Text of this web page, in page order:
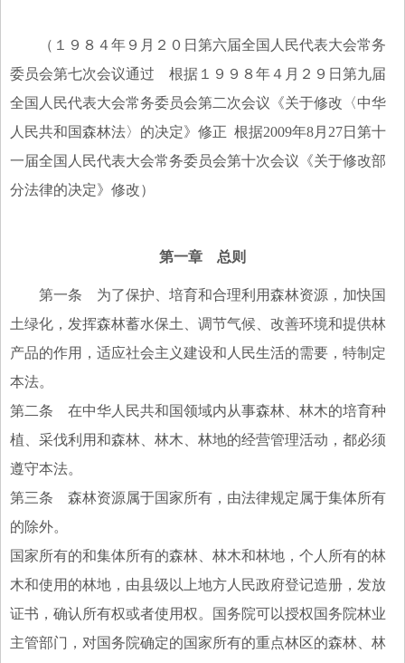
（１９８４年９月２０日第六届全国人民代表大会常务
委员会第七次会议通过 根据１９９８年４月２９日第九届
全国人民代表大会常务委员会第二次会议《关于修改〈中华
人民共和国森林法〉的决定》修正 根据2009年8月27日第十
一届全国人民代表大会常务委员会第十次会议《关于修改部
分法律的决定》修改）
第一章 总则
第一条 为了保护、培育和合理利用森林资源，加快国
土绿化，发挥森林蓄水保土、调节气候、改善环境和提供林
产品的作用，适应社会主义建设和人民生活的需要，特制定
本法。
第二条 在中华人民共和国领域内从事森林、林木的培育种
植、采伐利用和森林、林木、林地的经营管理活动，都必须
遵守本法。
第三条 森林资源属于国家所有，由法律规定属于集体所有
的除外。
国家所有的和集体所有的森林、林木和林地，个人所有的林
木和使用的林地，由县级以上地方人民政府登记造册，发放
证书，确认所有权或者使用权。国务院可以授权国务院林业
主管部门，对国务院确定的国家所有的重点林区的森林、林